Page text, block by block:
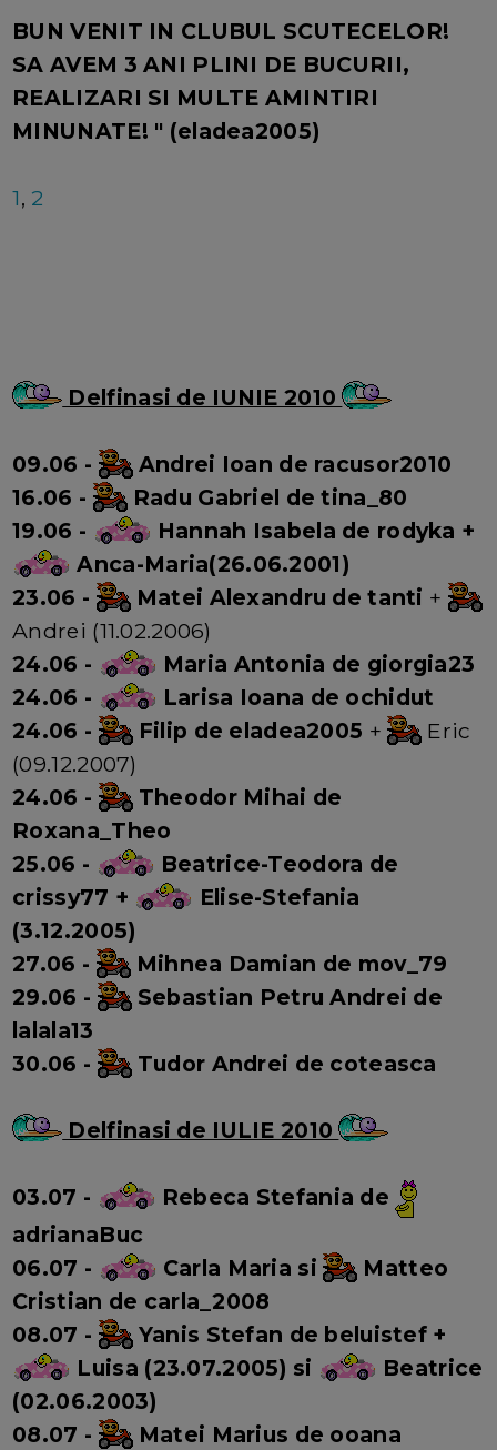
BUN VENIT IN CLUBUL SCUTECELOR!
SA AVEM 3 ANI PLINI DE BUCURII,
REALIZARI SI MULTE AMINTIRI
MINUNATE! " (eladea2005)
1, 2
Delfinasi de IUNIE 2010
09.06 -
Andrei Ioan de racusor2010
16.06 -
Radu Gabriel de tina_80
19.06 -
Hannah Isabela de rodyka +
Anca-Maria(26.06.2001)
23.06 -
Matei Alexandru de tanti +
Andrei (11.02.2006)
24.06 -
Maria Antonia de giorgia23
24.06 -
Larisa Ioana de ochidut
24.06 -
Filip de eladea2005 +
Eric
(09.12.2007)
24.06 -
Theodor Mihai de
Roxana_Theo
25.06 -
Beatrice-Teodora de
crissy77 +
Elise-Stefania
(3.12.2005)
27.06 -
Mihnea Damian de mov_79
29.06 -
Sebastian Petru Andrei de
lalala13
30.06 -
Tudor Andrei de coteasca
Delfinasi de IULIE 2010
03.07 -
Rebeca Stefania de
adrianaBuc
06.07 -
Carla Maria si
Matteo
Cristian de carla_2008
08.07 -
Yanis Stefan de beluistef +
Luisa (23.07.2005) si
Beatrice
(02.06.2003)
08.07 -
Matei Marius de ooana